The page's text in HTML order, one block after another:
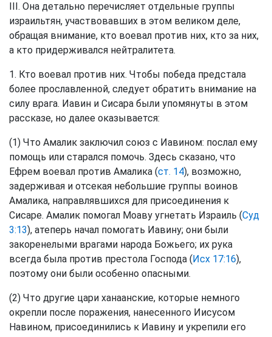
III. Она детально перечисляет отдельные группы
израильтян, участвовавших в этом великом деле,
обращая внимание, кто воевал против них, кто за них,
а кто придерживался нейтралитета.
1. Кто воевал против них. Чтобы победа предстала
более прославленной, следует обратить внимание на
силу врага. Иавин и Сисара были упомянуты в этом
рассказе, но далее оказывается:
(1) Что Амалик заключил союз с Иавином: послал ему
помощь или старался помочь. Здесь сказано, что
Ефрем воевал против Амалика (ст. 14), возможно,
задерживая и отсекая небольшие группы воинов
Амалика, направлявшихся для присоединения к
Сисаре. Амалик помогал Моаву угнетать Израиль (Суд
3:13), атеперь начал помогать Иавину; они были
закоренелыми врагами народа Божьего; их рука
всегда была против престола Господа (Исх 17:16),
поэтому они были особенно опасными.
(2) Что другие цари ханаанские, которые немного
окрепли после поражения, нанесенного Иисусом
Навином, присоединились к Иавину и укрепили его